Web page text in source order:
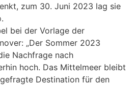
zum 30. Juni 2023 lag sie
bei der Vorlage der
„Der Sommer 2023
Nachfrage nach
hoch. Das Mittelmeer bleibt
Destination für den